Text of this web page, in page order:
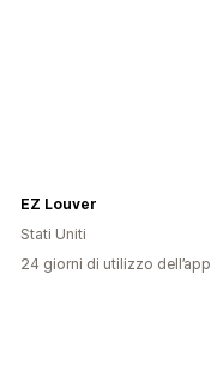
EZ Louver
Stati Uniti
24 giorni di utilizzo dell’app